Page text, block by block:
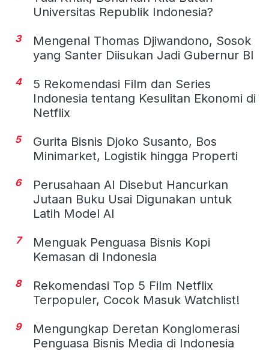
Universitas Republik Indonesia?
3
Mengenal Thomas Djiwandono, Sosok
yang Santer Diisukan Jadi Gubernur BI
4
5 Rekomendasi Film dan Series
Indonesia tentang Kesulitan Ekonomi di
Netflix
5
Gurita Bisnis Djoko Susanto, Bos
Minimarket, Logistik hingga Properti
6
Perusahaan AI Disebut Hancurkan
Jutaan Buku Usai Digunakan untuk
Latih Model AI
7
Menguak Penguasa Bisnis Kopi
Kemasan di Indonesia
8
Rekomendasi Top 5 Film Netflix
Terpopuler, Cocok Masuk Watchlist!
9
Mengungkap Deretan Konglomerasi
Penguasa Bisnis Media di Indonesia